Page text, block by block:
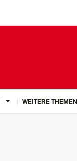
WEITERE THEMEN